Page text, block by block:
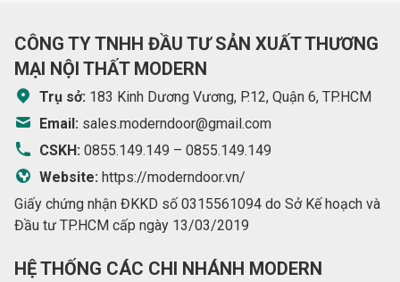
CÔNG TY TNHH ĐẦU TƯ SẢN XUẤT THƯƠNG
MẠI NỘI THẤT MODERN
Trụ sở: 183 Kinh Dương Vương, P.12, Quận 6, TP.HCM
Email: sales.moderndoor@gmail.com
CSKH: 0855.149.149 – 0855.149.149
Website: https://moderndoor.vn/
Giấy chứng nhận ĐKKD số 0315561094 do Sở Kế hoạch và
Đầu tư TP.HCM cấp ngày 13/03/2019
HỆ THỐNG CÁC CHI NHÁNH MODERN